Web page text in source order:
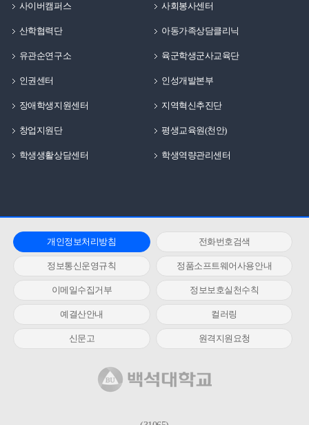
사이버캠퍼스 사회봉사센터
산학협력단 아동가족상담클리닉
유관순연구소 육군학생군사교육단
인권센터 인성개발본부
장애학생지원센터 지역혁신추진단
창업지원단 평생교육원(천안)
학생생활상담센터 학생역량관리센터
개인정보처리방침 전화번호검색
정보통신운영규칙 정품소프트웨어사용안내
이메일수집거부 정보보호실천수칙
예결산안내 컬러링
신문고 원격지원요청